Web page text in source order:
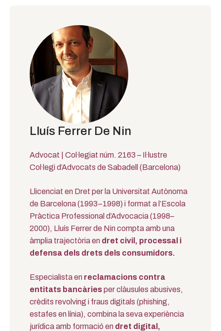
Lluís Ferrer De Nin
Advocat | Col·legiat núm. 2163 – Il·lustre
Col·legi d’Advocats de Sabadell (Barcelona)
Llicenciat en Dret per la Universitat Autònoma
de Barcelona (1993–1998) i format a l’Escola
Pràctica Professional d’Advocacia (1998–
2000), Lluís Ferrer de Nin compta amb una
àmplia trajectòria en dret civil, processal i
defensa dels drets dels consumidors.
Especialista en reclamacions contra
entitats bancàriesper clàusules abusives,
crèdits revolving i fraus digitals (phishing,
estafes en línia), combina la seva experiència
jurídica amb formació en dret digital,